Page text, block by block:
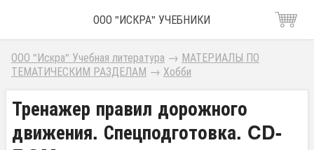
ООО "ИСКРА" УЧЕБНИКИ
ООО "Искра" Учебная литература → МАТЕРИАЛЫ ПО
ТЕМАТИЧЕСКИМ РАЗДЕЛАМ → Хобби
Тренажер правил дорожного
движения. Спецподготовка. CD-